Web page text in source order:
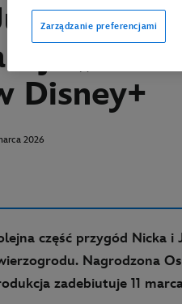
Disney+
2026
część przygód Nicka
Nagrodzona
zadebiutuje 11
Zarządzanie preferencjami